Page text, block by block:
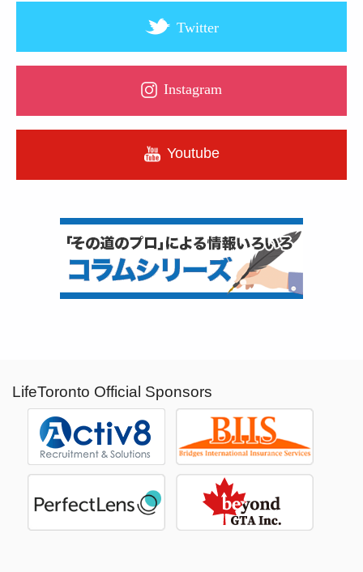
Twitter
Instagram
Youtube
LifeToronto Official Sponsors